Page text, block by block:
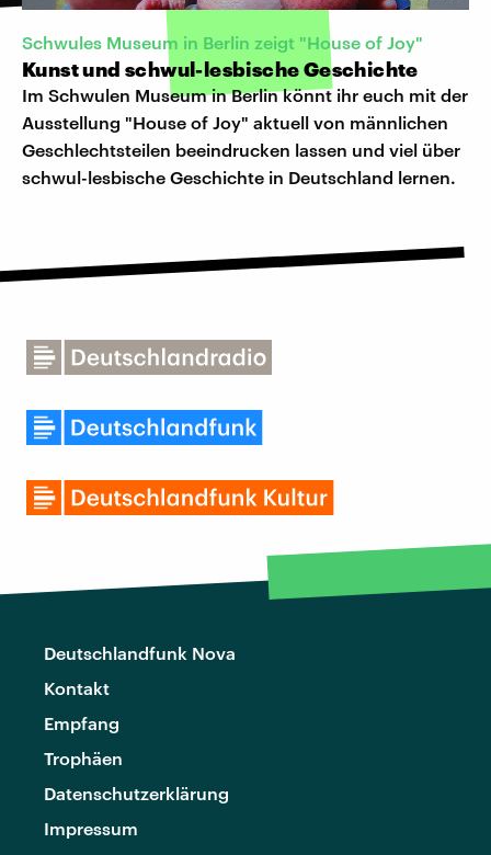
Schwules Museum in Berlin zeigt "House of Joy"
Kunst und schwul-lesbische Geschichte
Im Schwulen Museum in Berlin könnt ihr euch mit der
Ausstellung "House of Joy" aktuell von männlichen
Geschlechtsteilen beeindrucken lassen und viel über
schwul-lesbische Geschichte in Deutschland lernen.
Deutschlandfunk Nova
Kontakt
Empfang
Trophäen
Datenschutzerklärung
Impressum